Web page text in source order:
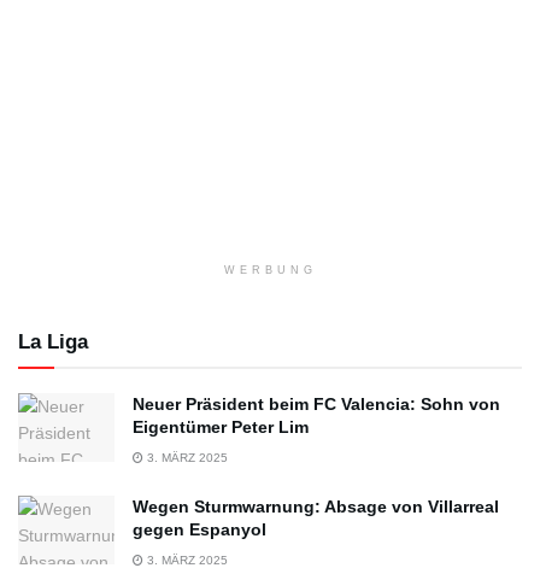
WERBUNG
La Liga
Neuer Präsident beim FC Valencia: Sohn von
Eigentümer Peter Lim
3. MÄRZ 2025
Wegen Sturmwarnung: Absage von Villarreal
gegen Espanyol
3. MÄRZ 2025